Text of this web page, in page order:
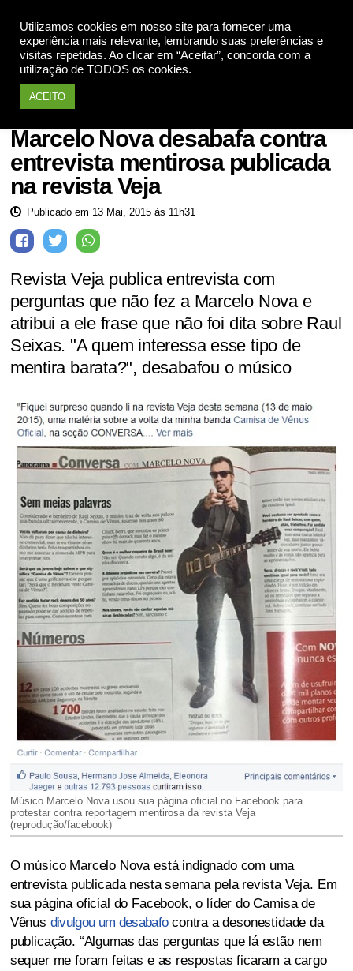
Utilizamos cookies em nosso site para fornecer uma
experiência mais relevante, lembrando suas preferências e
visitas repetidas. Ao clicar em “Aceitar”, concorda com a
utilização de TODOS os cookies.
ACEITO
Revista Veja
Marcelo Nova desabafa contra
entrevista mentirosa publicada
na revista Veja
Publicado em 13 Mai, 2015 às 11h31
Revista Veja publica entrevista com
perguntas que não fez a Marcelo Nova e
atribui a ele frase que não foi dita sobre Raul
Seixas. "A quem interessa esse tipo de
mentira barata?", desabafou o músico
Músico Marcelo Nova usou sua página oficial no Facebook para
protestar contra reportagem mentirosa da revista Veja
(reprodução/facebook)
O músico Marcelo Nova está indignado com uma
entrevista publicada nesta semana pela revista Veja. Em
sua página oficial do Facebook, o líder do Camisa de
Vênus divulgou um desabafocontra a desonestidade da
publicação. “Algumas das perguntas que lá estão nem
sequer me foram feitas e as respostas ficaram a cargo